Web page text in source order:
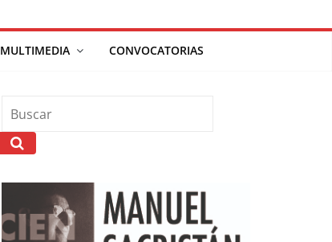
MULTIMEDIA CONVOCATORIAS